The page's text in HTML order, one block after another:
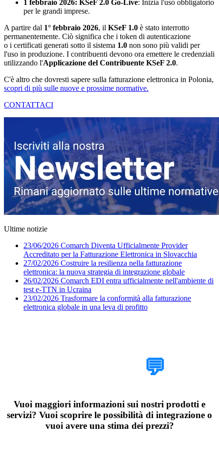
1 febbraio 2026: KSeF 2.0 Go-Live: Inizia l'uso obbligatorio
per le grandi imprese.
A partire dal 1° febbraio 2026, il KSeF 1.0 è stato interrotto
permanentemente. Ciò significa che i token di autenticazione
o i certificati generati sotto il sistema 1.0 non sono più validi per
l'uso in produzione. I contribuenti devono ora emettere le credenziali
utilizzando l'Applicazione del Contribuente KSeF 2.0.
C'è altro che dovresti sapere sulla fatturazione elettronica in Polonia,
scopri di più sulle nuove e prossime normative.
CONTATTACI
Ultime notizie
23/06/2026 Comarch Diventa Ufficialmente Provider
Accreditato per la Fatturazione Elettronica in Slovacchia
27/02/2026 Costruire la resilienza nella fatturazione
elettronica: la nuova strategia di integrazione globale
26/02/2026 Comarch EDI entra ufficialmente nell'ambiente di
test e-TTN in Ucraina
23/02/2026 Trasformare la conformità alla fatturazione
elettronica globale in una leva di profitto
💬
Vuoi maggiori informazioni sui nostri prodotti e
servizi? Vuoi scoprire le possibilità di integrazione o
vuoi avere una stima dei prezzi?